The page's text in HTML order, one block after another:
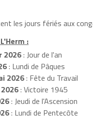
les jours fériés aux
:
2026: Jour de l'an
: Lundi de Pâques
2026: Fête du Travail
: Victoire 1945
: Jeudi de l'Ascension
: Lundi de Pentecôte